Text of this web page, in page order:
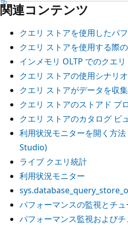
関連コンテンツ
クエリ ストアを使用したパ
クエリ ストアを使用する際
インメモリ OLTP でのクエ
クエリ ストアの使用シナリオ
クエリ ストアがデータを収
クエリ ストアのストアド プ
クエリ ストアのカタログ ビ
利用状況モニターを開く方
Studio)
ライブ クエリ統計
利用状況モニター
パフォーマンスの監視とチ
パフォーマンス監視および